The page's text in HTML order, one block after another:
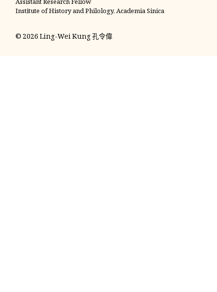
Institute of History and Philology, Academia Sinica
© 2026 Ling-Wei Kung 孔令偉